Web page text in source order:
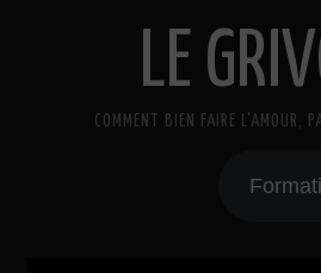
LE
COMMENT BIEN FAIRE L'AMOUR,